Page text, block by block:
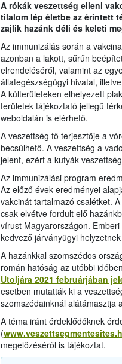
A rókák veszettség elleni
tilalom lép életbe az érintett
zajlik hazánk déli és keleti
Az immunizálás során a
azonban a lakott, sűrűn
elrendeléséről, valamint az
állategészségügyi hivatal,
A külterületeken elhelyezett
területek tájékoztató jellegű
weboldalán is elérhető.
A veszettség fő terjesztője a
becsülhető. A veszettség a
jelent, ezért a kutyák
Az immunizálási program
Az előző évek eredményei
vakcinát tartalmazó csalétket.
csak elvétve fordult elő
vírust Magyarországon.
kedvező járványügyi
A hazánkkal szomszédos
román hatóság az utóbbi
Utoljára 2021 februárjában
esetben mutatták ki a
szomszédainknál alátámasztja
A téma iránt érdeklődőknek
(
megelőzéséről is tájékoztat.